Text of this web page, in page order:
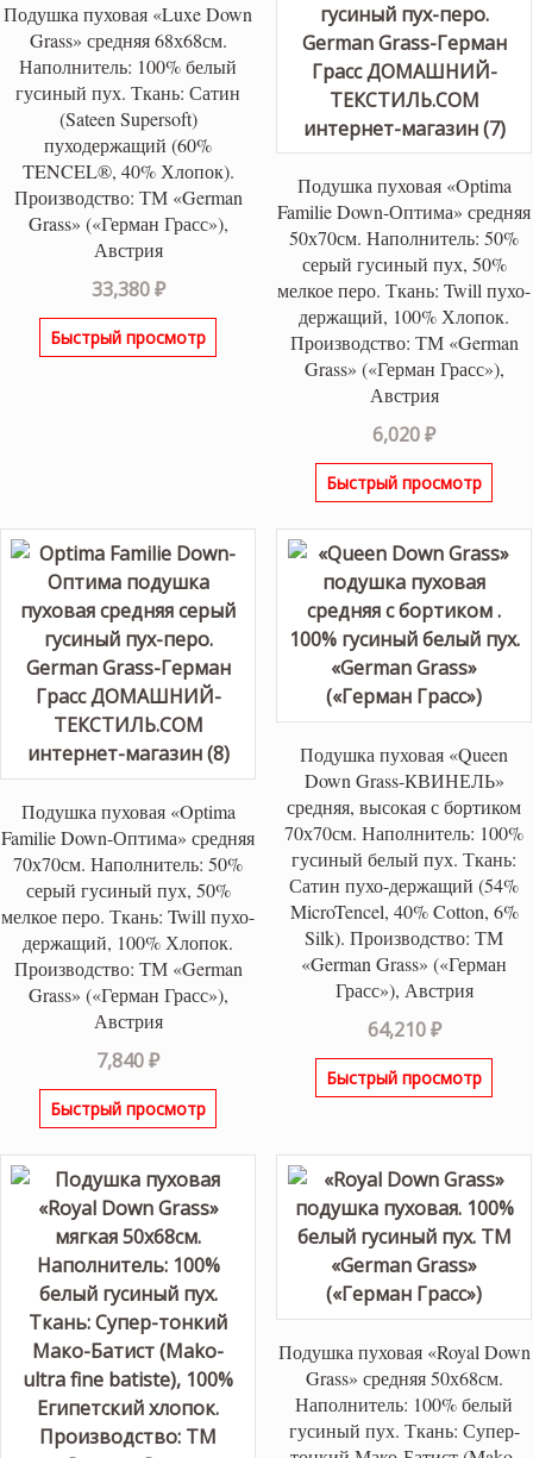
Подушка пуховая «Luxe Down
Grass» средняя 68х68см.
Наполнитель: 100% белый
гусиный пух. Ткань: Сатин
(Sateen Supersoft)
пуходержащий (60%
TENCEL®, 40% Хлопок).
Производство: ТМ «German
Grass» («Герман Грасс»),
Австрия
33,380₽
Быстрый просмотр
Подушка пуховая «Optima
Familie Down-Оптима» средняя
50х70см. Наполнитель: 50%
серый гусиный пух, 50%
мелкое перо. Ткань: Twill пухо-
держащий, 100% Хлопок.
Производство: ТМ «German
Grass» («Герман Грасс»),
Австрия
6,020₽
Быстрый просмотр
Подушка пуховая «Optima
Familie Down-Оптима» средняя
70х70см. Наполнитель: 50%
серый гусиный пух, 50%
мелкое перо. Ткань: Twill пухо-
держащий, 100% Хлопок.
Производство: ТМ «German
Grass» («Герман Грасс»),
Австрия
7,840₽
Быстрый просмотр
Подушка пуховая «Queen
Down Grass-КВИНЕЛЬ»
средняя, высокая с бортиком
70х70см. Наполнитель: 100%
гусиный белый пух. Ткань:
Сатин пухо-держащий (54%
MicroTencel, 40% Cotton, 6%
Silk). Производство: ТМ
«German Grass» («Герман
Грасс»), Австрия
64,210₽
Быстрый просмотр
Подушка пуховая «Royal Down
Grass» средняя 50х68см.
Наполнитель: 100% белый
гусиный пух. Ткань: Супер-